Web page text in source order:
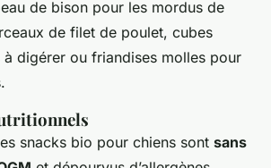
de bison pour les mordus de
de filet de poulet, cubes
à digérer ou friandises molles pour
snacks bio pour chiens sont sans